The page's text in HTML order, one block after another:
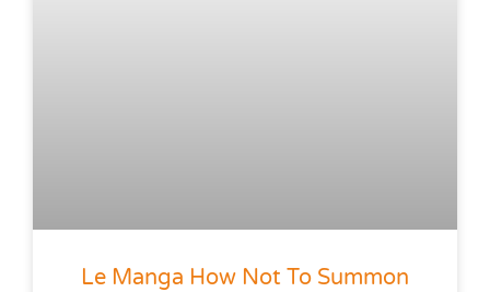
Le Manga How Not To Summon